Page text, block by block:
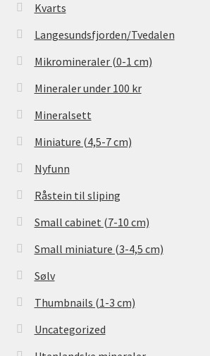
Kvarts
Langesundsfjorden/Tvedalen
Mikromineraler (0-1 cm)
Mineraler under 100 kr
Mineralsett
Miniature (4,5-7 cm)
Nyfunn
Råstein til sliping
Small cabinet (7-10 cm)
Small miniature (3-4,5 cm)
Sølv
Thumbnails (1-3 cm)
Uncategorized